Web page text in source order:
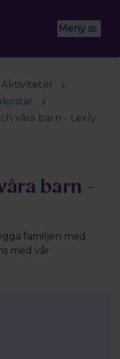
Meny
Aktiviteter
våra barn - Lexly
barn -
familjen med
med vår